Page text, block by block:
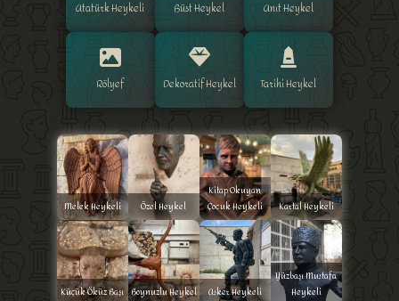
Atatürk Heykeli Büst Heykel Anıt Heykel
Rölyef Dekoratif Heykel Tarihi Heykel
Melek Heykeli Özel Heykel
Kitap Okuyan
Çocuk Heykeli
Kartal Heykeli
Küçük Öküz Başı Boynuzlu Heykel Asker Heykeli
Yüzbaşı Mustafa
Heykeli